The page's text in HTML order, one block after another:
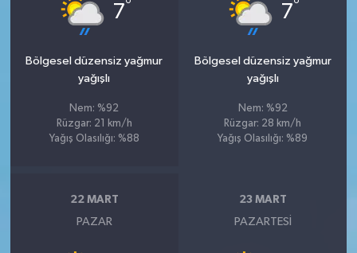
7°
Bölgesel düzensiz yağmur
yağışlı
Nem: %92
Rüzgar: 21 km/h
Yağış Olasılığı: %88
7°
Bölgesel düzensiz yağmur
yağışlı
Nem: %92
Rüzgar: 28 km/h
Yağış Olasılığı: %89
22 MART
PAZAR
23 MART
PAZARTESI